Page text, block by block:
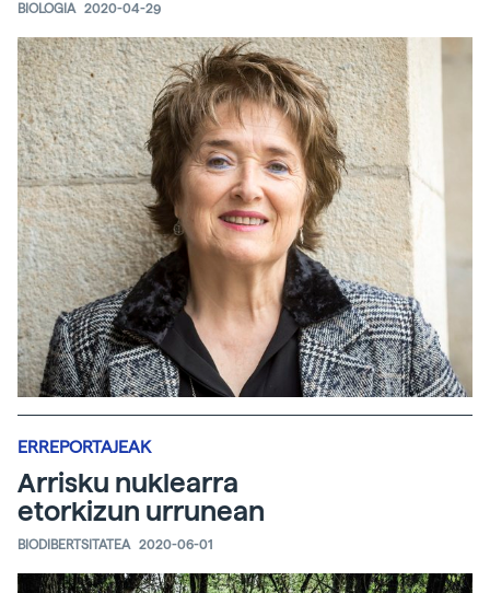
BIOLOGIA 2020-04-29
ERREPORTAJEAK
Arrisku nuklearra
etorkizun urrunean
BIODIBERTSITATEA 2020-06-01